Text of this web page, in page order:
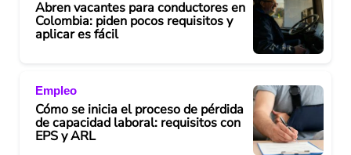
Abren vacantes para conductores en
Colombia: piden pocos requisitos y
aplicar es fácil
Empleo
Cómo se inicia el proceso de pérdida
de capacidad laboral: requisitos con
EPS y ARL